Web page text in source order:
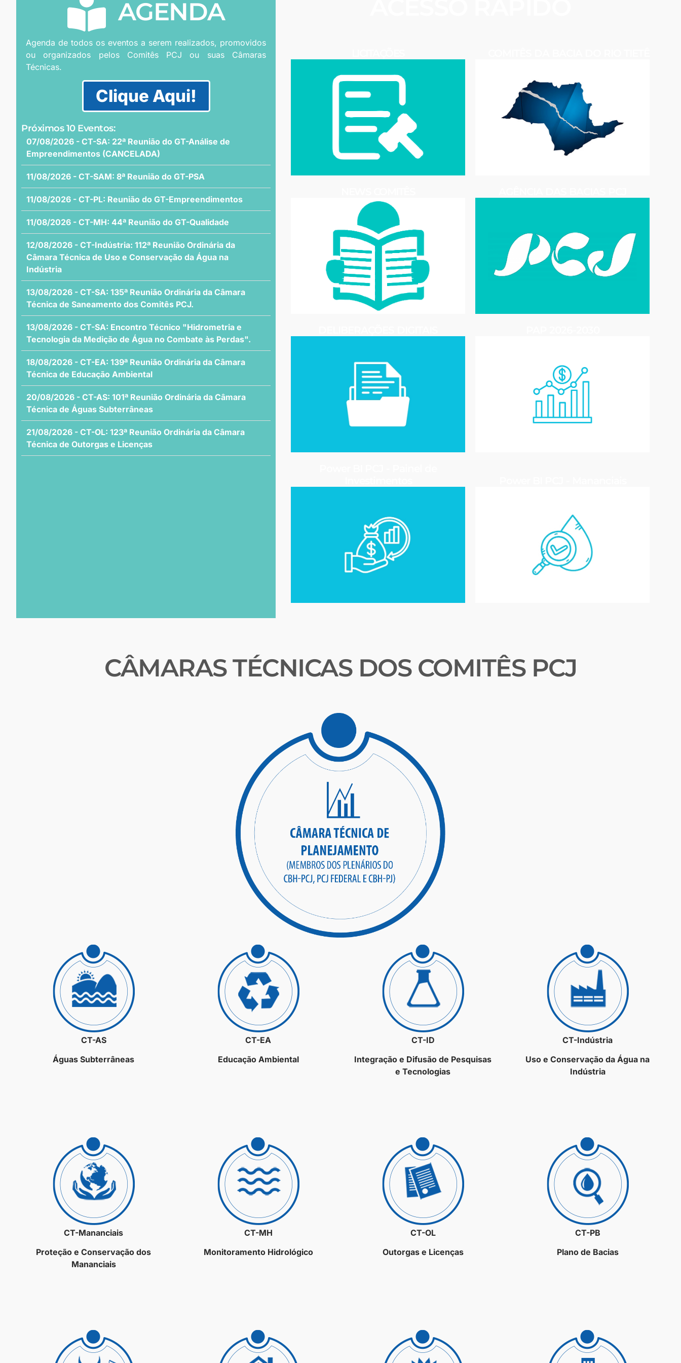
AGENDA
Agenda de todos os eventos a serem realizados, promovidos
ou organizados pelos Comitês PCJ ou suas Câmaras
Técnicas.
Clique Aqui!
Próximos 10 Eventos:
07/08/2026 - CT-SA: 22ª Reunião do GT-Análise de
Empreendimentos (CANCELADA)
11/08/2026 - CT-SAM: 8ª Reunião do GT-PSA
11/08/2026 - CT-PL: Reunião do GT-Empreendimentos
11/08/2026 - CT-MH: 44ª Reunião do GT-Qualidade
12/08/2026 - CT-Indústria: 112ª Reunião Ordinária da
Câmara Técnica de Uso e Conservação da Água na
Indústria
13/08/2026 - CT-SA: 135ª Reunião Ordinária da Câmara
Técnica de Saneamento dos Comitês PCJ.
13/08/2026 - CT-SA: Encontro Técnico "Hidrometria e
Tecnologia da Medição de Água no Combate às Perdas".
18/08/2026 - CT-EA: 139ª Reunião Ordinária da Câmara
Técnica de Educação Ambiental
20/08/2026 - CT-AS: 101ª Reunião Ordinária da Câmara
Técnica de Águas Subterrâneas
21/08/2026 - CT-OL: 123ª Reunião Ordinária da Câmara
Técnica de Outorgas e Licenças
CÂMARAS TÉCNICAS DOS COMITÊS PCJ
CT-AS
Águas Subterrâneas
CT-EA
Educação Ambiental
CT-ID
Integração e Difusão de Pesquisas
e Tecnologias
CT-Indústria
Uso e Conservação da Água na
Indústria
CT-Mananciais
Proteção e Conservação dos
Mananciais
CT-MH
Monitoramento Hidrológico
CT-OL
Outorgas e Licenças
CT-PB
Plano de Bacias